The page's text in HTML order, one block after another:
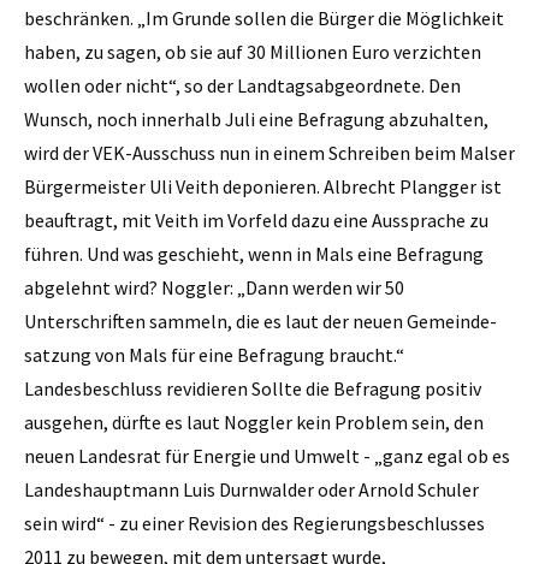
beschränken. „Im Grunde sollen die Bürger die Möglichkeit
haben, zu sagen, ob sie auf 30 Millionen Euro verzichten
wollen oder nicht“, so der Landtagsabgeordnete. Den
Wunsch, noch innerhalb Juli eine Befragung abzuhalten,
wird der VEK-Ausschuss nun in einem Schreiben beim Malser
Bürgermeister Uli Veith deponieren. Albrecht Plangger ist
beauftragt, mit Veith im Vorfeld dazu eine Aussprache zu
führen. Und was geschieht, wenn in Mals eine Befragung
abgelehnt wird? Noggler: „Dann werden wir 50
Unterschriften sammeln, die es laut der neuen Gemeinde­
satzung von Mals für eine Befragung braucht.“
Landesbeschluss revidieren Sollte die Befragung positiv
ausgehen, dürfte es laut Noggler kein Problem sein, den
neuen Landesrat für Energie und Umwelt - „ganz egal ob es
Landeshauptmann Luis Durnwalder oder Arnold Schuler
sein wird“ - zu einer Revision des Regierungsbeschlusses
2011 zu bewegen, mit dem untersagt wurde,